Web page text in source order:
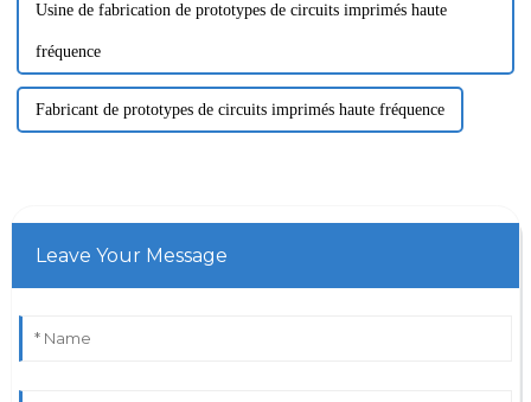
Usine de fabrication de prototypes de circuits imprimés haute
fréquence
Fabricant de prototypes de circuits imprimés haute fréquence
Leave Your Message